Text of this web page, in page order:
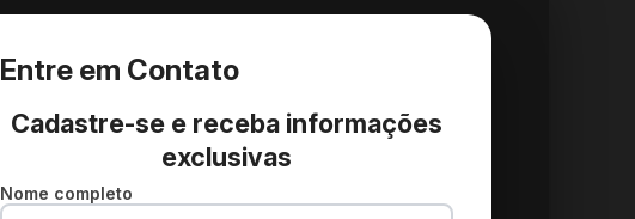
Entre em Contato
Cadastre-se e receba informações
exclusivas
Nome completo